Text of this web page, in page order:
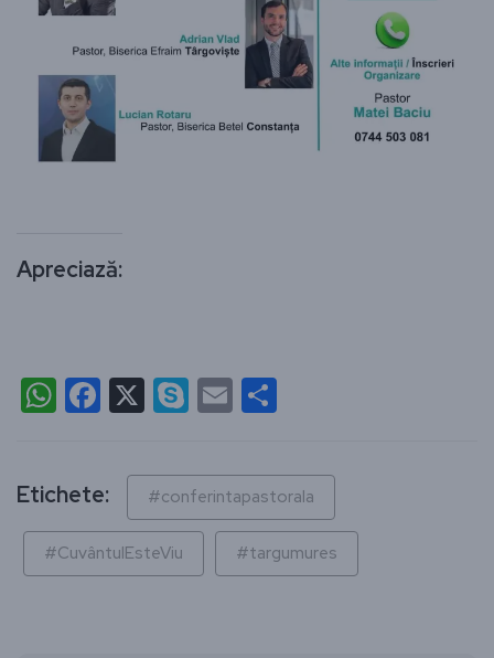
Apreciază:
WhatsApp
Facebook
X Skype
Email
Etichete: #conferintapastorala
#CuvântulEsteViu #targumures